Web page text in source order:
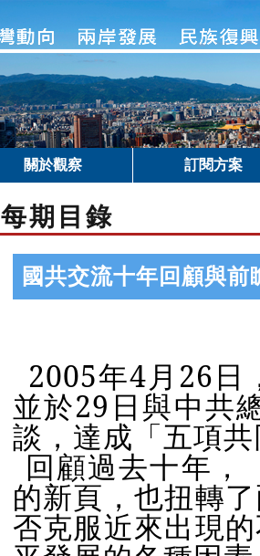
關於觀察 訂閱方案
每期目錄
國共交流十年回顧與前
2005年4月26日
並於29日與中共
談，達成「五項
回顧過去十年，
的新頁，也扭轉
否克服近來出現